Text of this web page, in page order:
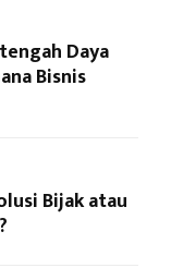
Daya
Bisnis
Bijak atau